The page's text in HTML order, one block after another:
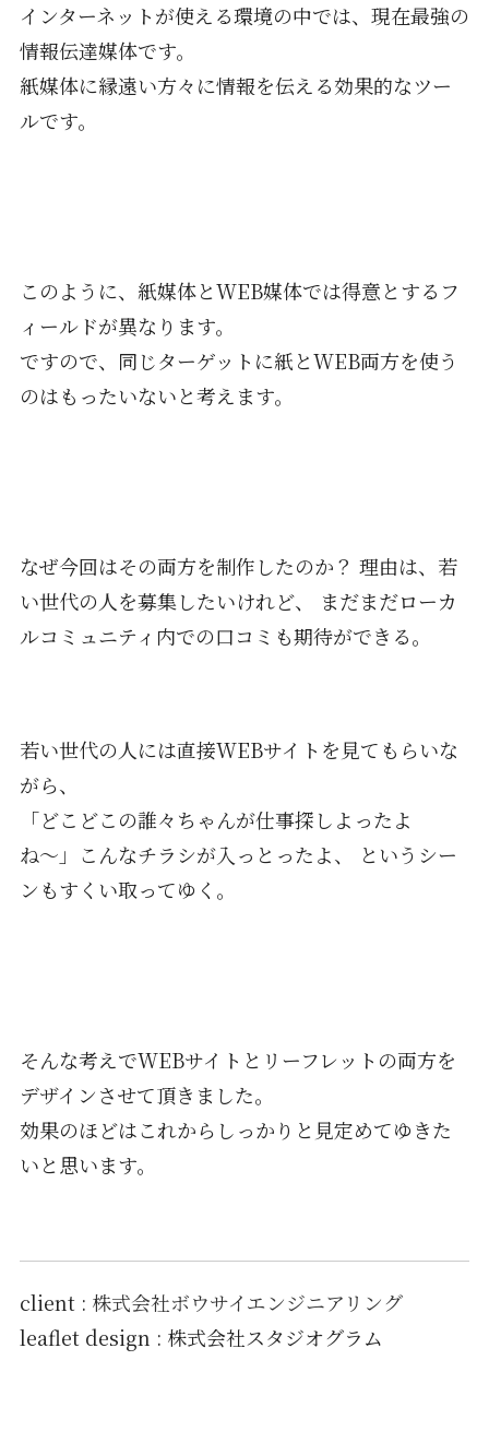
インターネットが使える環境の中では、現在最強の
情報伝達媒体です。
紙媒体に縁遠い方々に情報を伝える効果的なツー
ルです。
このように、紙媒体とWEB媒体では得意とするフ
ィールドが異なります。
ですので、同じターゲットに紙とWEB両方を使う
のはもったいないと考えます。
なぜ今回はその両方を制作したのか？ 理由は、若
い世代の人を募集したいけれど、 まだまだローカ
ルコミュニティ内での口コミも期待ができる。
若い世代の人には直接WEBサイトを見てもらいな
がら、
「どこどこの誰々ちゃんが仕事探しよったよ
ね〜」こんなチラシが入っとったよ、 というシー
ンもすくい取ってゆく。
そんな考えでWEBサイトとリーフレットの両方を
デザインさせて頂きました。
効果のほどはこれからしっかりと見定めてゆきた
いと思います。
client : 株式会社ボウサイエンジニアリング
leaflet design : 株式会社スタジオグラム